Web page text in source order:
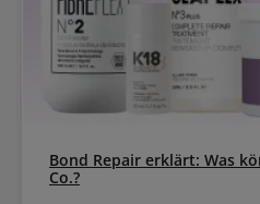
Bond Repair erklärt: Was
Co.?